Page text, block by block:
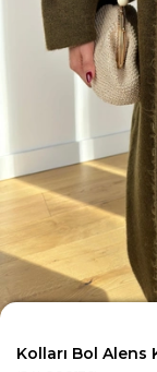
Kolları Bol Alens